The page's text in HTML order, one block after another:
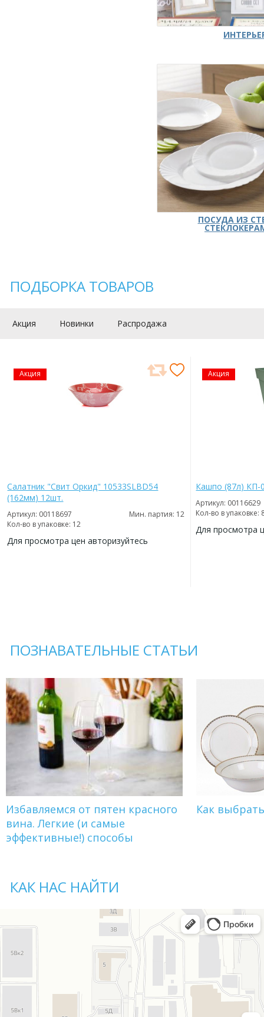
ПОСУДА ИЗ
ПОДБОРКА ТОВАРОВ
Акция Новинки Распродажа
Акция
Салатник "Свит Оркид" 10533SLBD54
(162мм) 12шт.
Артикул: 00118697
Мин. партия: 12
Кол-во в упаковке: 12
Для просмотра цен авторизуйтесь
Акция
Кашпо (87л) КП-
Артикул: 00116629
Кол-во в упаковке:
Для просмотра
ПОЗНАВАТЕЛЬНЫЕ СТАТЬИ
Избавляемся от пятен красного
вина. Легкие (и самые
эффективные!) способы
Как
КАК НАС НАЙТИ